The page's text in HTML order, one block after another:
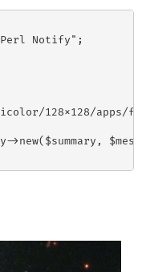
Notify";
128x128/apps/